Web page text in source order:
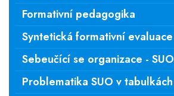
Formativní pedagogika
Syntetická formativní evaluace
Sebeučící se organizace - SUO
Problematika SUO v tabulkách